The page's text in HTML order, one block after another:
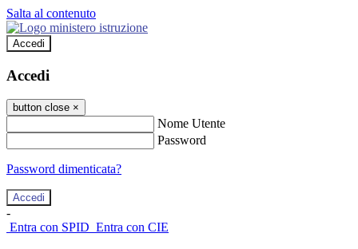
Salta al contenuto
Accedi
Accedi
button close ×
Nome Utente
Password
Password dimenticata?
-
Entra con SPID Entra con CIE